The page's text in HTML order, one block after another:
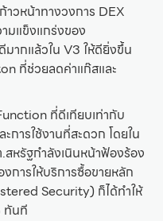
วหน้าทางวงการ DEX
มแข็งแกร่งของ
ากแล้วใน V3 ให้ดียิ่งขึ้น
ที่ช่วยลดค่าแก๊สและ
ที่ดีเทียบเท่ากับ
การใช้งานที่สะดวก โดยใน
หรัฐกำลังเนินหน้าฟ้องร้อง
การให้บริการซื้อขายหลัก
Security) ก็ได้ทำให้
ทันที